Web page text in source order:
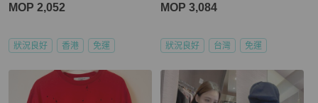
MOP 2,052
狀況良好 香港 免運
MOP 3,084
狀況良好 台灣 免運